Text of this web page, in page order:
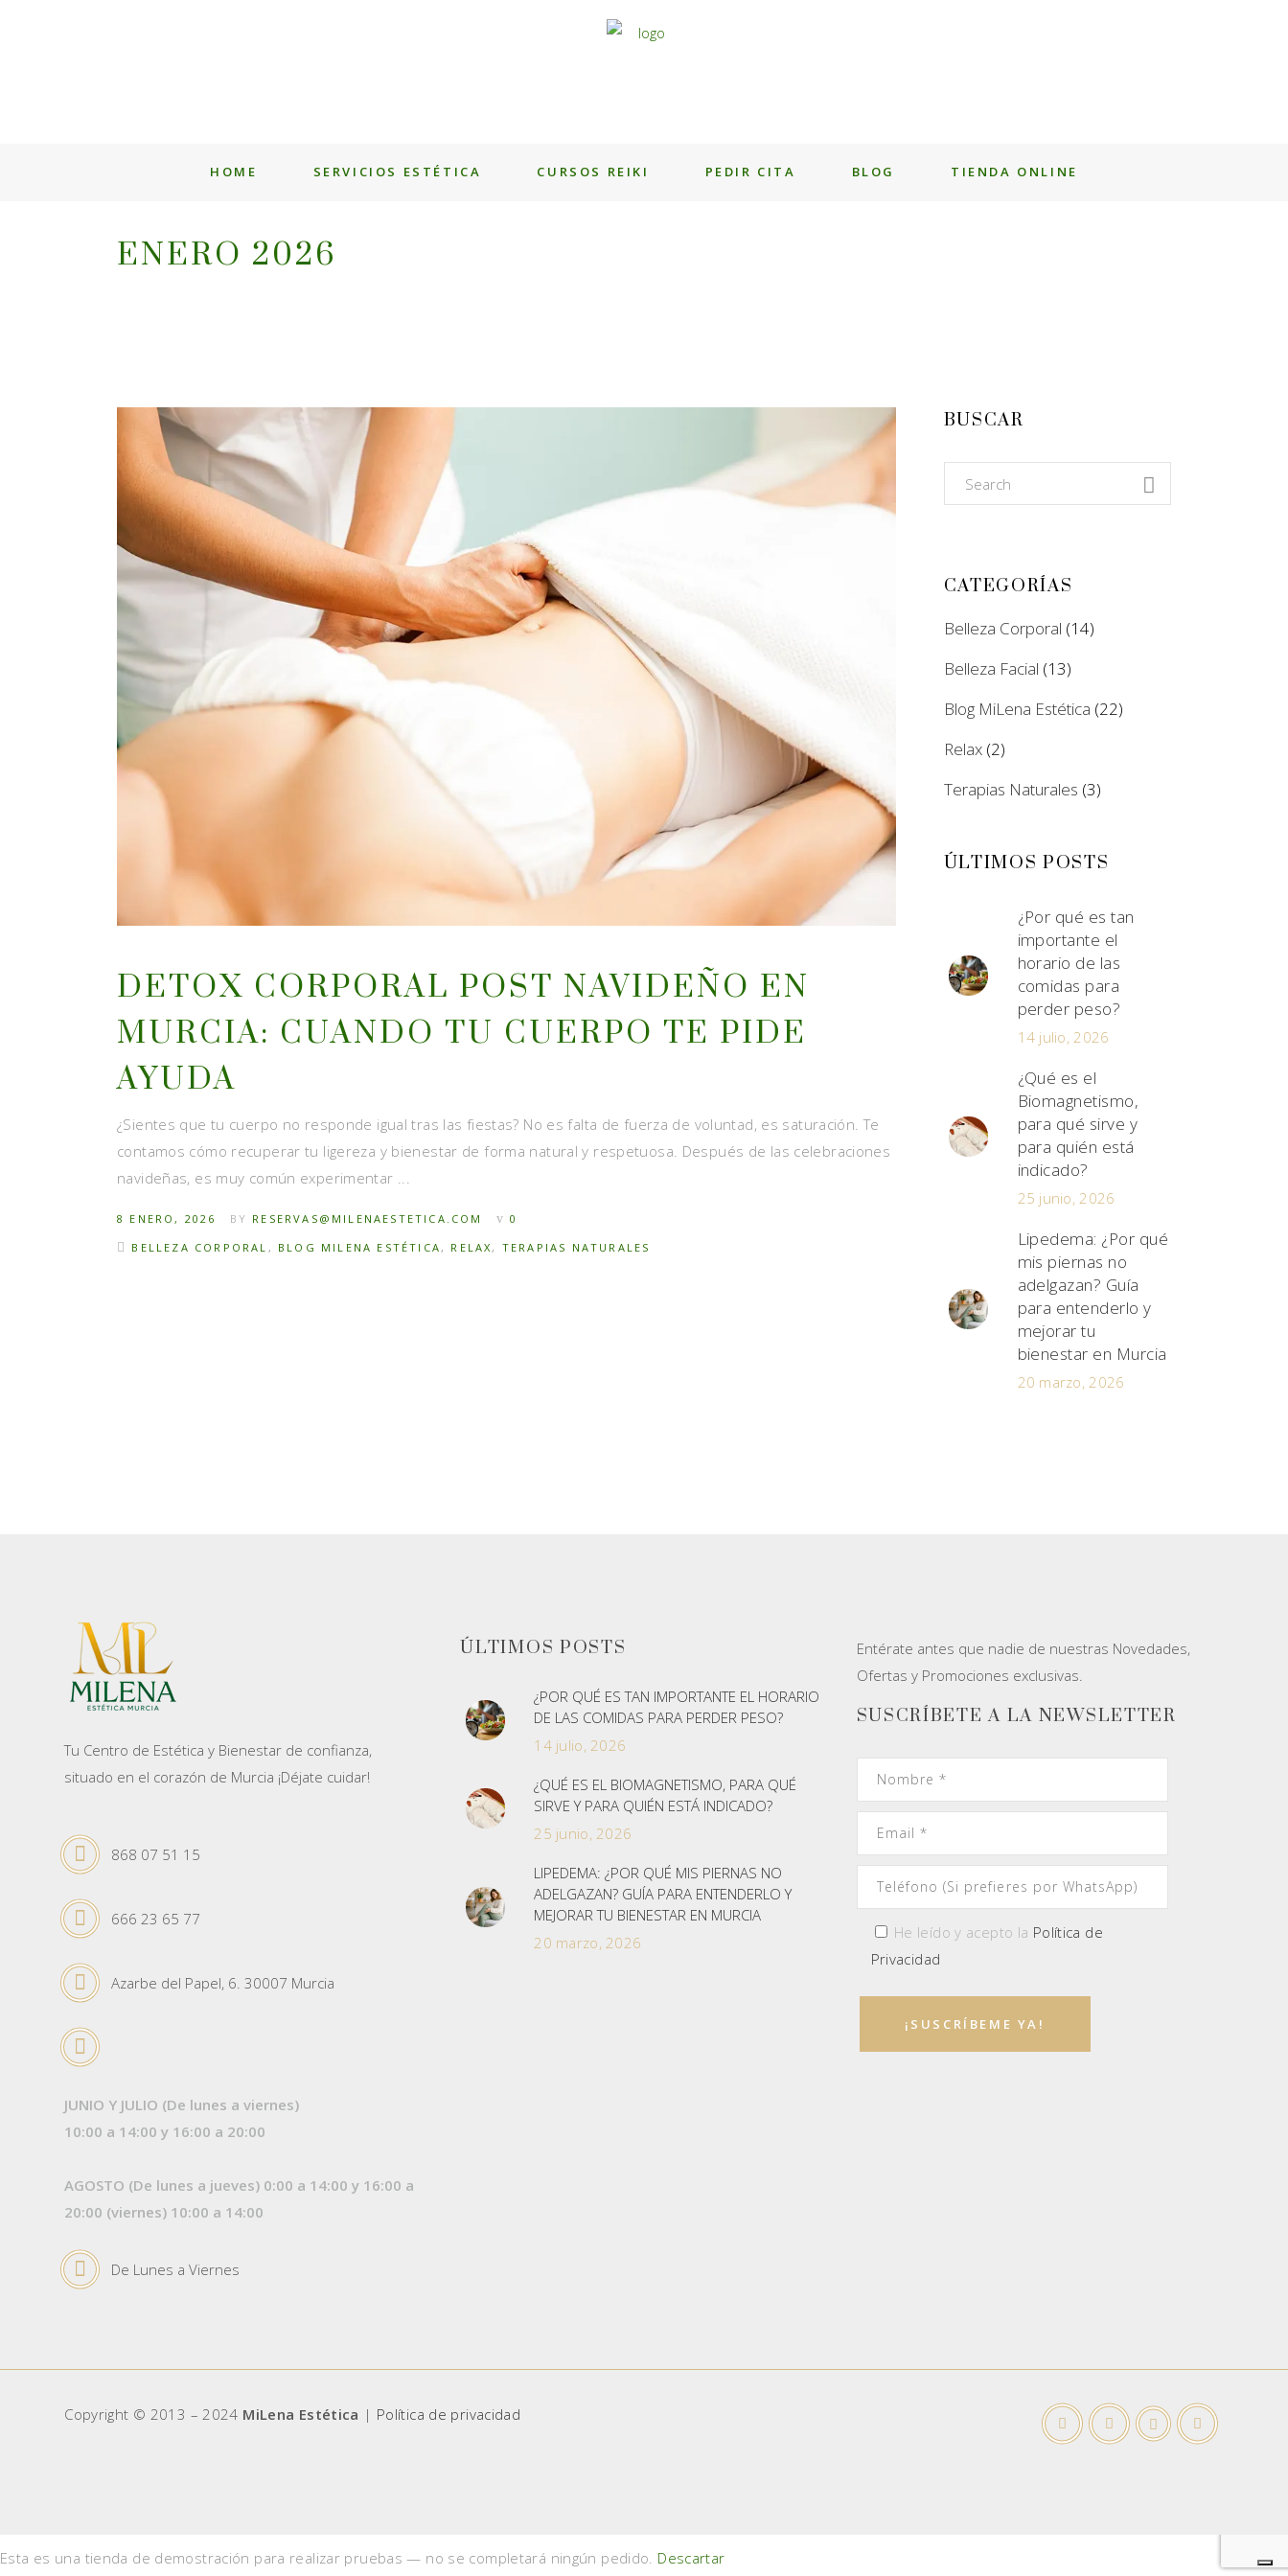
HOME SERVICIOS ESTÉTICA CURSOS REIKI PEDIR CITA BLOG TIENDA ONLINE
ENERO 2026
DETOX CORPORAL POST NAVIDEÑO EN
MURCIA: CUANDO TU CUERPO TE PIDE
AYUDA
¿Sientes que tu cuerpo no responde igual tras las fiestas? No es falta de fuerza de voluntad, es saturación. Te
contamos cómo recuperar tu ligereza y bienestar de forma natural y respetuosa. Después de las celebraciones
navideñas, es muy común experimentar
8 ENERO, 2026 BY RESERVAS@MILENAESTETICA.COM
0
BELLEZA CORPORAL , BLOG MILENA ESTÉTICA , RELAX , TERAPIAS NATURALES
BUSCAR
Search
for:
CATEGORÍAS
Belleza Corporal (14)
Belleza Facial (13)
Blog MiLena Estética (22)
Relax(2)
Terapias Naturales (3)
ÚLTIMOS POSTS
¿Por qué es tan
importante el
horario de las
comidas para
perder peso?
14 julio, 2026
¿Qué es el
Biomagnetismo,
para qué sirve y
para quién está
indicado?
25 junio, 2026
Lipedema: ¿Por qué
mis piernas no
adelgazan? Guía
para entenderlo y
mejorar tu
bienestar en Murcia
20 marzo, 2026
Tu Centro de Estética y Bienestar de confianza,
situado en el corazón de Murcia ¡Déjate cuidar!
868 07 51 15
666 23 65 77
Azarbe del Papel, 6. 30007 Murcia
JUNIO Y JULIO (De lunes a viernes)
10:00 a 14:00 y 16:00 a 20:00
AGOSTO (De lunes a jueves) 0:00 a 14:00 y 16:00 a
20:00 (viernes) 10:00 a 14:00
De Lunes a Viernes
ÚLTIMOS POSTS
¿POR QUÉ ES TAN IMPORTANTE EL HORARIO
DE LAS COMIDAS PARA PERDER PESO?
14 julio, 2026
¿QUÉ ES EL BIOMAGNETISMO, PARA QUÉ
SIRVE Y PARA QUIÉN ESTÁ INDICADO?
25 junio, 2026
LIPEDEMA: ¿POR QUÉ MIS PIERNAS NO
ADELGAZAN? GUÍA PARA ENTENDERLO Y
MEJORAR TU BIENESTAR EN MURCIA
20 marzo, 2026
Entérate antes que nadie de nuestras Novedades,
Ofertas y Promociones exclusivas.
SUSCRÍBETE A LA NEWSLETTER
He leído y acepto la Política de
Privacidad
Copyright © 2013 – 2024 MiLena Estética | Política de privacidad
Esta es una tienda de demostración para realizar pruebas — no se completará ningún pedido. Descartar